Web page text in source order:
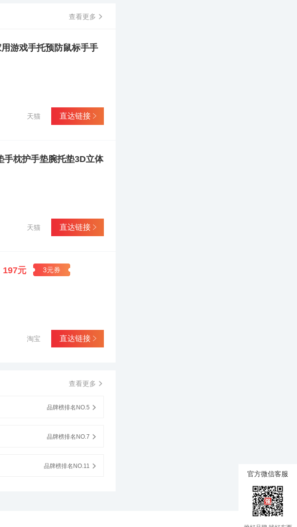
市场需求，2003年公司投资4亿
实现企业的快速发展。经过多
战略合作关系。在国内大中城
十多年来，梦天走出了一条民营
的“梦天木质门研发中心”和“林
按照“不断创新，追求卓越，为
利，正是拥有自己的核心技
求生存，公司通过
建材产品质量认证”；2008年又
公司产品还符合美国国家标准
省级林业龙头企业”。2004年被
员单位，中国木门协会常务副会
门窗标准化技术委员会中唯一
有房人都用上世界品质的木
强主业、做优品牌的专业化经
查看更多
游戏手托预防鼠标手手
直达链接
天猫
手枕护手垫腕托垫3D立体
直达链接
天猫
197元 3元券
直达链接
淘宝
查看更多
品牌榜排名NO.5
品牌榜排名NO.7
品牌榜排名NO.11
官方微信客服